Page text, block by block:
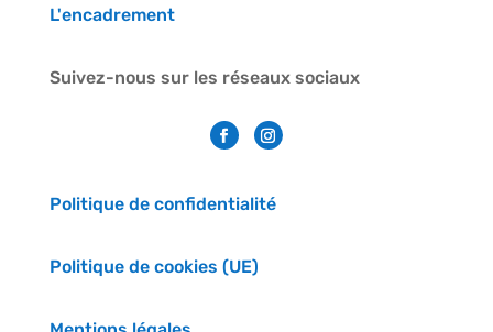
L'encadrement
Suivez-nous sur les réseaux sociaux
Politique de confidentialité
Politique de cookies (UE)